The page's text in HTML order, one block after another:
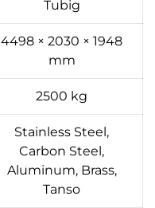
Tubig
4498 × 2030 × 1948
mm
2500 kg
Stainless Steel,
Carbon Steel,
Aluminum, Brass,
Tanso